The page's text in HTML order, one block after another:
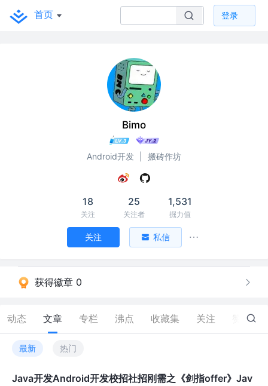
首页 登录
Bimo
Android开发 搬砖作坊
18
关注
25
关注者
1,531
掘力值
关注 私信
获得徽章 0
动态 文章 专栏 沸点 收藏集 关注 117
最新 热门
Java开发Android开发校招社招刚需之《剑指offer》Jav